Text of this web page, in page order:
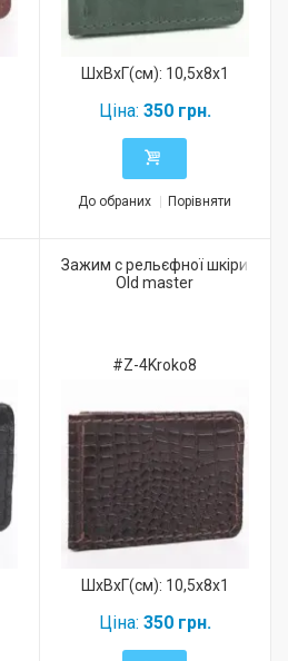
ШхВхГ(см): 10,5x8x1
Ціна: 350 грн.
До обраних Порівняти
Зажим с рельєфної шкіри
Old master
#Z-4Kroko8
ШхВхГ(см): 10,5x8x1
Ціна: 350 грн.